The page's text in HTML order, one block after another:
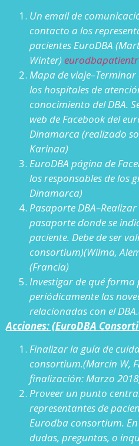
Un email de
contacto a los
pacientes EuroDBA
Winter)
Mapa de
los hospitales de
conocimiento del DBA.
web de Facebook del
Dinamarca (realizado
Karinaa)
EuroDBA página de
los responsables de los
Dinamarca)
Pasaporte
pasaporte donde se
paciente. Debe de ser
consortium)(Wilma,
(Francia)
Investigar de qué
periódicamente las
relacionadas con el DBA.
Acciones: (EuroDBA
Finalizar la guía de
consortium.(Marcin W,
finalización: Marzo
Proveer un punto
representantes de
Eurodba consortium.
dudas, preguntas, o